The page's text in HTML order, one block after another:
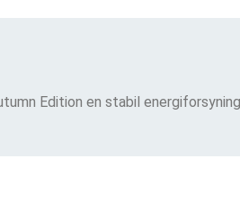
Edition en stabil